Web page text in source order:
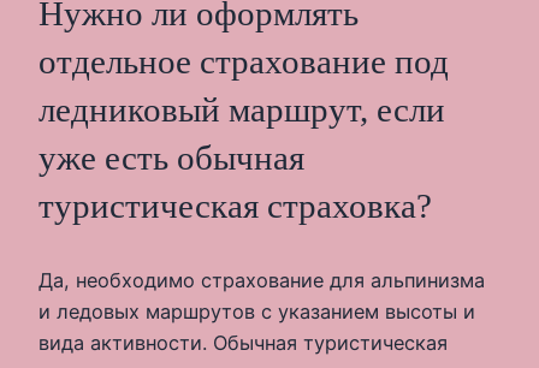
Нужно ли оформлять
отдельное страхование под
ледниковый маршрут, если
уже есть обычная
туристическая страховка?
Да, необходимо страхование для альпинизма
и ледовых маршрутов с указанием высоты и
вида активности. Обычная туристическая